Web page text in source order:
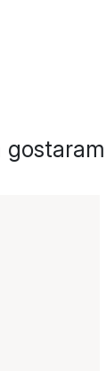
gostaram